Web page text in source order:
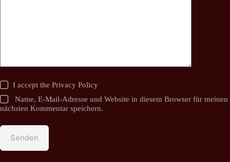
I accept thePrivacy Policy
Name, E-Mail-Adresse und Website in diesem Browser für meinen
nächsten Kommentar speichern.
Senden